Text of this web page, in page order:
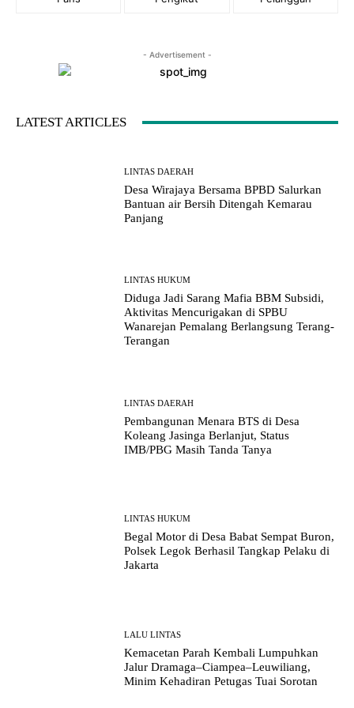
- Advertisement -
LATEST ARTICLES
LINTAS DAERAH
Desa Wirajaya Bersama BPBD Salurkan
Bantuan air Bersih Ditengah Kemarau
Panjang
LINTAS HUKUM
Diduga Jadi Sarang Mafia BBM Subsidi,
Aktivitas Mencurigakan di SPBU
Wanarejan Pemalang Berlangsung Terang-
Terangan
LINTAS DAERAH
Pembangunan Menara BTS di Desa
Koleang Jasinga Berlanjut, Status
IMB/PBG Masih Tanda Tanya
LINTAS HUKUM
Begal Motor di Desa Babat Sempat Buron,
Polsek Legok Berhasil Tangkap Pelaku di
Jakarta
LALU LINTAS
Kemacetan Parah Kembali Lumpuhkan
Jalur Dramaga–Ciampea–Leuwiliang,
Minim Kehadiran Petugas Tuai Sorotan